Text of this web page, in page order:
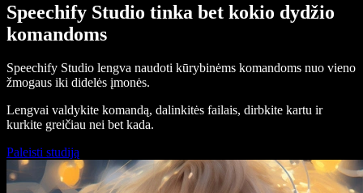
Speechify Studio tinka bet kokio dydžio
komandoms
Speechify Studio lengva naudoti kūrybinėms komandoms nuo vieno
žmogaus iki didelės įmonės.
Lengvai valdykite komandą, dalinkitės failais, dirbkite kartu ir
kurkite greičiau nei bet kada.
Paleisti studiją